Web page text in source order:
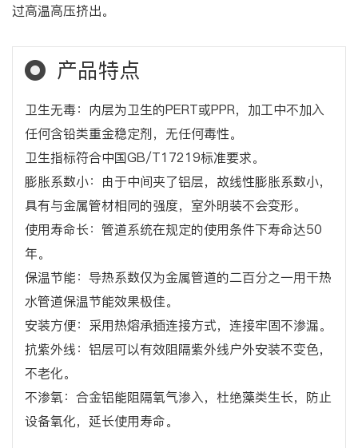
过高温高压挤出。
产品特点
卫生无毒：内层为卫生的PERT或PPR，加工中不加入
任何含铅类重金稳定剂，无任何毒性。
卫生指标符合中国GB/T17219标准要求。
膨胀系数小：由于中间夹了铝层，故线性膨胀系数小，
具有与金属管材相同的强度，室外明装不会变形。
使用寿命长：管道系统在规定的使用条件下寿命达50
年。
保温节能：导热系数仅为金属管道的二百分之一用干热
水管道保温节能效果极佳。
安装方便：采用热熔承插连接方式，连接牢固不渗漏。
抗紫外线：铝层可以有效阻隔紫外线户外安装不变色，
不老化。
不渗氧：合金铝能阻隔氧气渗入，杜绝藻类生长，防止
设备氧化，延长使用寿命。